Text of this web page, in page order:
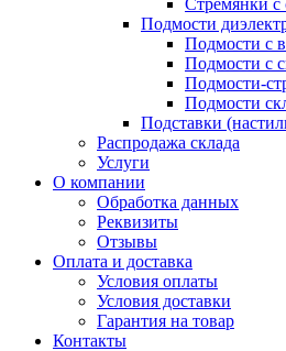
Стремянки с
Подмости
Подмости с
Подмости с
Подмости-
Подмости
Подставки
Распродажа склада
Услуги
О компании
Обработка данных
Реквизиты
Отзывы
Оплата и доставка
Условия оплаты
Условия доставки
Гарантия на товар
Контакты